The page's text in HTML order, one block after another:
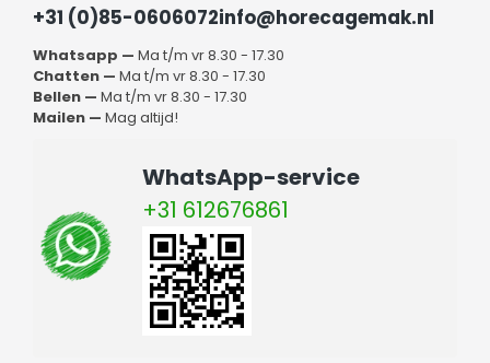
+31 (0)85-0606072info@horecagemak.nl
Whatsapp — Ma t/m vr 8.30 - 17.30
Chatten — Ma t/m vr 8.30 - 17.30
Bellen — Ma t/m vr 8.30 - 17.30
Mailen — Mag altijd!
WhatsApp-service
+31 612676861